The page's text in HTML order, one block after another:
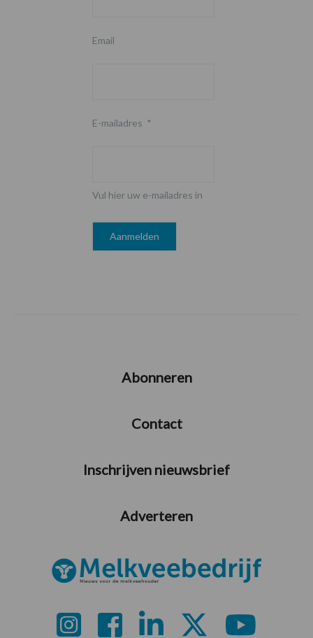
Email
E-mailadres *
Vul hier uw e-mailadres in
Abonneren
Contact
Inschrijven nieuwsbrief
Adverteren